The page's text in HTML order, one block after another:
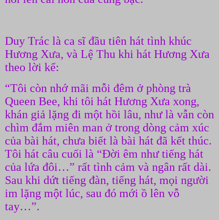
Duy Trác là ca sĩ đầu tiên hát tình khúc
Hương Xưa, và Lệ Thu khi hát Hương Xưa
theo lời kể:
“Tôi còn nhớ mãi mỗi đêm ở phòng trà
Queen Bee, khi tôi hát Hương Xưa xong,
khán giả lặng đi một hồi lâu, như là vẫn còn
chìm đắm miên man ở trong dòng cảm xúc
của bài hát, chưa biết là bài hát đã kết thúc.
Tôi hát câu cuối là “Đời êm như tiếng hát
của lứa đôi…” rất tình cảm và ngân rất dài.
Sau khi dứt tiếng đàn, tiếng hát, mọi người
im lặng một lúc, sau đó mới ồ lên vỗ
tay…”.